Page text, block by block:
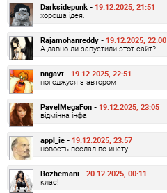
Darksidepunk - 19.12.2025, 21:51
хороша ідея.
Rajamohanreddy - 19.12.2025, 22:00
А давно ли запустили этот сайт?
nngavt - 19.12.2025, 22:51
погоджуся з автором
PavelMegaFon - 19.12.2025, 23:05
відмінна інфа
appl_ie - 19.12.2025, 23:57
новость послал по инету.
Bozhemani - 20.12.2025, 00:11
клас!